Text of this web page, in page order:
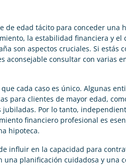
de edad tácito para conceder una
la estabilidad financiera y el
son aspectos cruciales. Si estás
aconsejable consultar con varias
cada caso es único. Algunas
para clientes de mayor edad,
Por lo tanto,
financiero profesional es
hipoteca.
influir en la capacidad para
una planificación cuidadosa y una